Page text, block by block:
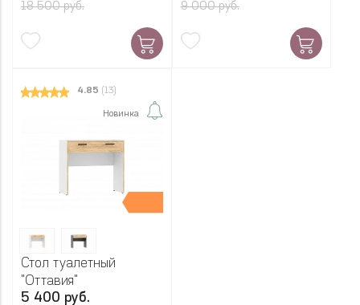
18 500 руб. 9 000 руб.
4.85 (13)
Новинка
Стол туалетный
"Оттавия"
5 400 руб.